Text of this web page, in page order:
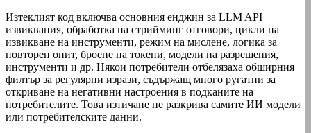
Изтеклият код включва основния енджин за LLM API
извиквания, обработка на стрийминг отговори, цикли на
извикване на инструменти, режим на мислене, логика за
повторен опит, броене на токени, модели на разрешения,
инструменти и др. Някои потребители отбелязаха обширния
филтър за регулярни изрази, съдържащ много ругатни за
откриване на негативни настроения в подканите на
потребителите. Това изтичане не разкрива самите ИИ модели
или потребителските данни.